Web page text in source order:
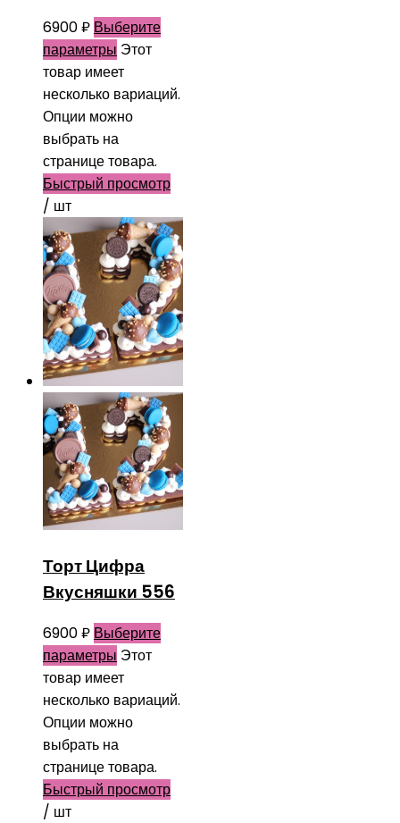
6900₽ Выберите
параметры Этот
товар имеет
несколько вариаций.
Опции можно
выбрать на
странице товара.
Быстрый просмотр
/ шт
Торт Цифра
Вкусняшки 556
6900₽ Выберите
параметры Этот
товар имеет
несколько вариаций.
Опции можно
выбрать на
странице товара.
Быстрый просмотр
/ шт